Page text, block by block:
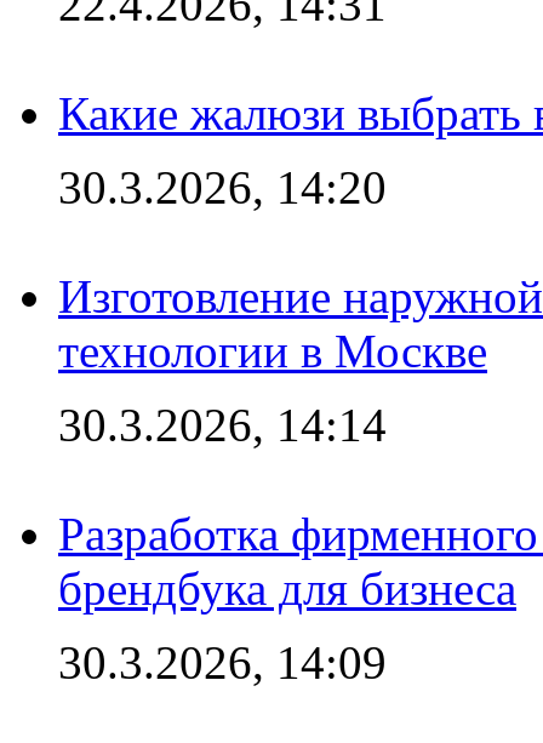
Какие жалюзи выбрать
30.3.2026, 14:20
Изготовление
технологии в Москве
30.3.2026, 14:14
Разработка
брендбука для бизнеса
30.3.2026, 14:09